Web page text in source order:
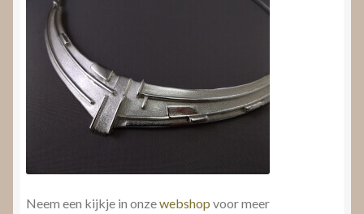
Neem een kijkje in onzewebshop voor meer